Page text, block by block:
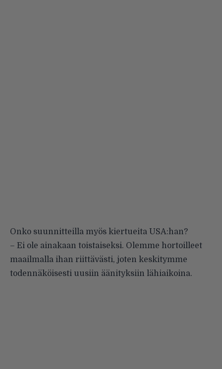
Onko suunnitteilla myös kiertueita USA:han?
– Ei ole ainakaan toistaiseksi. Olemme hortoilleet
maailmalla ihan riittävästi, joten keskitymme
todennäköisesti uusiin äänityksiin lähiaikoina.